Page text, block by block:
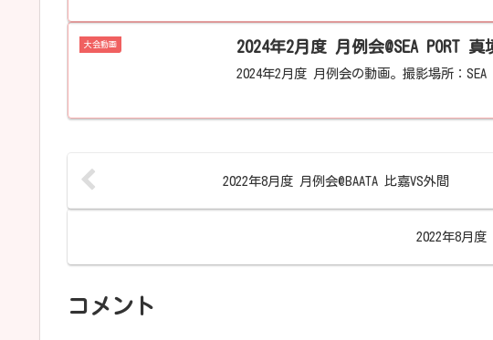
大会動画 2024年2月度 月例会@SEA PORT 真
2024年2月度 月例会の動画。撮影場所：SEA
2022年8月度 月例会@BAATA 比嘉VS外間
2022年8月度
コメント